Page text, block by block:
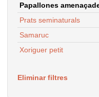
Papallones
Prats seminaturals
Samaruc
Xoriguer petit
Eliminar filtres